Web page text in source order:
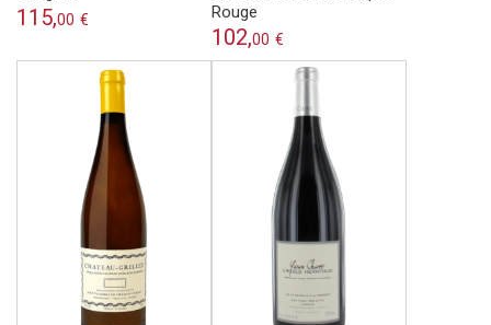
115,00 €
Rouge
102,00 €